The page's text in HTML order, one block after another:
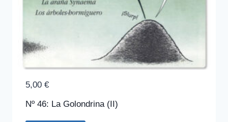
Nº 46: La Golondrina (II)
5,00 €